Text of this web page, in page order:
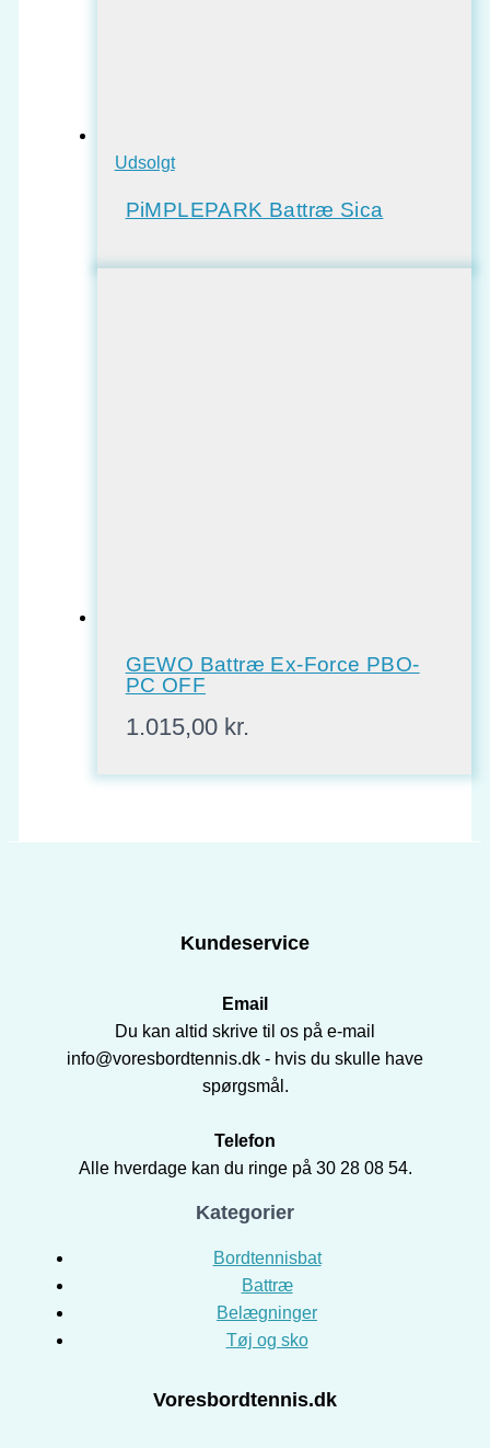
Udsolgt
PiMPLEPARK Battræ Sica
GEWO Battræ Ex-Force PBO-
PC OFF
1.015,00 kr.
Kundeservice
Email
Du kan altid skrive til os på e-mail
info@voresbordtennis.dk - hvis du skulle have
spørgsmål.
Telefon
Alle hverdage kan du ringe på 30 28 08 54.
Kategorier
Bordtennisbat
Battræ
Belægninger
Tøj og sko
Voresbordtennis.dk